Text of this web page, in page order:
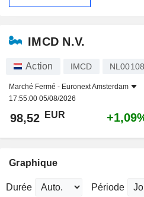
IMCD N.V.
Action IMCD
Marché Fermé - Euronext Amsterdam
17:55:00 05/08/2026
98,52 EUR
Graphique
Durée Période